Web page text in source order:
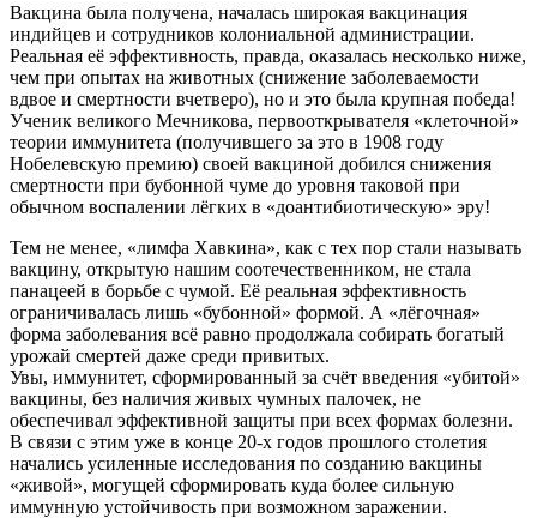
Вакцина была получена, началась широкая вакцинация
индийцев и сотрудников колониальной администрации.
Реальная её эффективность, правда, оказалась несколько ниже,
чем при опытах на животных (снижение заболеваемости
вдвое и смертности вчетверо), но и это была крупная победа!
Ученик великого Мечникова, первооткрывателя «клеточной»
теории иммунитета (получившего за это в 1908 году
Нобелевскую премию) своей вакциной добился снижения
смертности при бубонной чуме до уровня таковой при
обычном воспалении лёгких в «доантибиотическую» эру!
Тем не менее, «лимфа Хавкина», как с тех пор стали называть
вакцину, открытую нашим соотечественником, не стала
панацеей в борьбе с чумой. Её реальная эффективность
ограничивалась лишь «бубонной» формой. А «лёгочная»
форма заболевания всё равно продолжала собирать богатый
урожай смертей даже среди привитых.
Увы, иммунитет, сформированный за счёт введения «убитой»
вакцины, без наличия живых чумных палочек, не
обеспечивал эффективной защиты при всех формах болезни.
В связи с этим уже в конце 20-х годов прошлого столетия
начались усиленные исследования по созданию вакцины
«живой», могущей сформировать куда более сильную
иммунную устойчивость при возможном заражении.